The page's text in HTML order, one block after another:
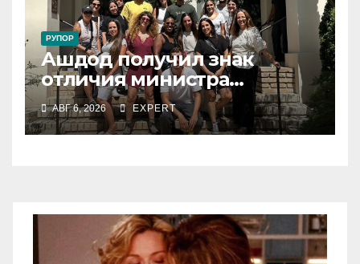
РУПОР
Ашдод получил знак
отличия министра
обороны за поддержку
резервистов
АВГ 6, 2026 EXPERT